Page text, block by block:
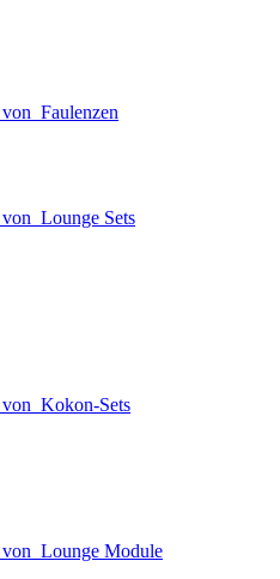
Faulenzen
Lounge Sets
Kokon-Sets
Lounge Module